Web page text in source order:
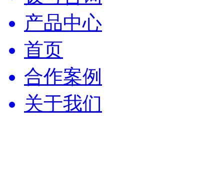
产品中心
首页
合作案例
关于我们